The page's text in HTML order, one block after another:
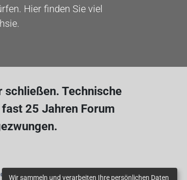
Hier finden Sie viel
schließen. Technische
25 Jahren Forum
beitreten.
Wir sammeln und verarbeiten Ihre persönlichen Daten